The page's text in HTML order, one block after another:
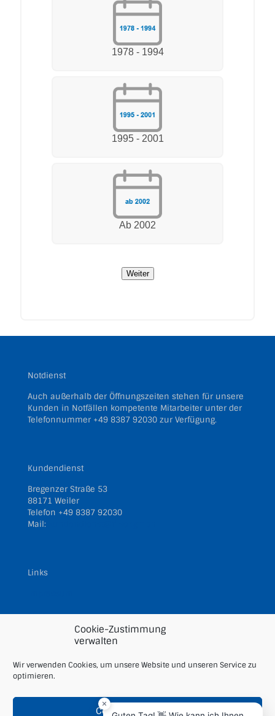
Cookie-Zustimmung
verwalten
Wir verwenden Cookies, um unsere Website und unseren Service zu
optimieren.
Cookies akzeptieren
Notdienst
Auch außerhalb der Öffnungszeiten stehen für unsere
Kunden in Notfällen kompetente Mitarbeiter unter der
Telefonnummer +49 8387 92030 zur Verfügung.
Kundendienst
Bregenzer Straße 53
88171 Weiler
Telefon +49 8387 92030
Mail:
Links
AGBs
Datenschutz
Cookie Richtlinie